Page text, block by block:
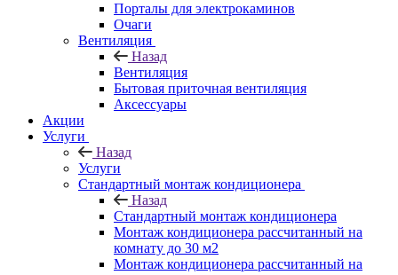
Порталы для электрокаминов
Очаги
Вентиляция
Назад
Вентиляция
Бытовая приточная вентиляция
Аксессуары
Акции
Услуги
Назад
Услуги
Стандартный монтаж кондиционера
Назад
Стандартный монтаж кондиционера
Монтаж кондиционера рассчитанный на
комнату до 30 м2
Монтаж кондиционера рассчитанный на